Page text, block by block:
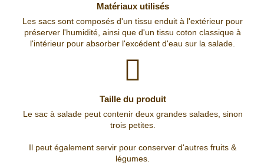
Matériaux utilisés
Les sacs sont composés d'un tissu enduit à l'extérieur pour
préserver l'humidité, ainsi que d'un tissu coton classique à
l'intérieur pour absorber l'excédent d'eau sur la salade.
Taille du produit
Le sac à salade peut contenir deux grandes salades, sinon
trois petites.
Il peut également servir pour conserver d'autres fruits &
légumes.